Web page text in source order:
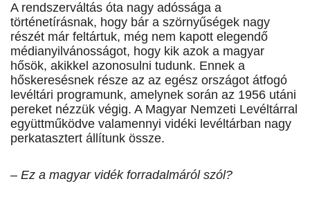
A rendszerváltás óta nagy adóssága a
történetírásnak, hogy bár a szörnyűségek nagy
részét már feltártuk, még nem kapott elegendő
médianyilvánosságot, hogy kik azok a magyar
hősök, akikkel azonosulni tudunk. Ennek a
hőskeresésnek része az az egész országot átfogó
levéltári programunk, amelynek során az 1956 utáni
pereket nézzük végig. A Magyar Nemzeti Levéltárral
együttműködve valamennyi vidéki levéltárban nagy
perkatasztert állítunk össze.
– Ez a magyar vidék forradalmáról szól?